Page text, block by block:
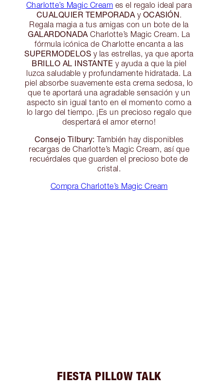
Charlotte’s Magic Cream es el regalo ideal para
CUALQUIER TEMPORADA y OCASIÓN.
Regala magia a tus amigas con un bote de la
GALARDONADA Charlotte’s Magic Cream. La
fórmula icónica de Charlotte encanta a las
SUPERMODELOS y las estrellas, ya que aporta
BRILLO AL INSTANTE y ayuda a que la piel
luzca saludable y profundamente hidratada. La
piel absorbe suavemente esta crema sedosa, lo
que te aportará una agradable sensación y un
aspecto sin igual tanto en el momento como a
lo largo del tiempo. ¡Es un precioso regalo que
despertará el amor eterno!
Consejo Tilbury: También hay disponibles
recargas de Charlotte’s Magic Cream, así que
recuérdales que guarden el precioso bote de
cristal.
Compra Charlotte’s Magic Cream
FIESTA PILLOW TALK